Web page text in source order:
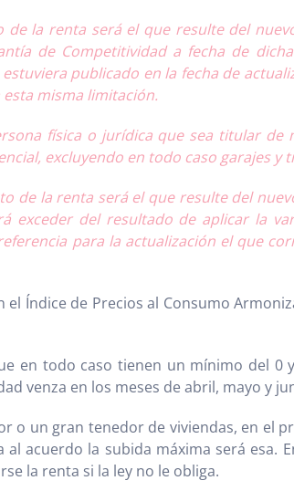
la renta será el que resulte del
de Competitividad a fecha de
publicado en la fecha de
misma limitación.
física o jurídica que sea titular de
excluyendo en todo caso garajes y
de la renta será el que resulte del
del resultado de aplicar la
para la actualización el que
Índice de Precios al Consumo
en todo caso tienen un mínimo del
venza en los meses de abril, mayo y
un gran tenedor de viviendas, en el
acuerdo la subida máxima será esa.
la renta si la ley no le obliga.